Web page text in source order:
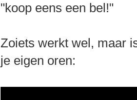
"koop eens een bel!"
Zoiets werkt wel, maar
je eigen oren: